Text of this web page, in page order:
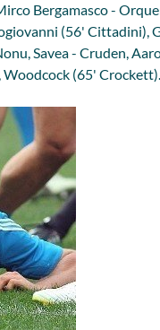
Bergamasco -
(56' Cittadini),
Savea - Cruden,
(65'